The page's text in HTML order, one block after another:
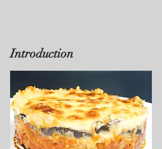
Introduction